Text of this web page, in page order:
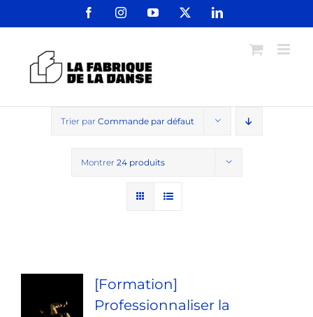
FacebookInstagramYouTube LinkedIn
Trier par Commande par défaut
Montrer 24 produits
[Formation]
Professionnaliser la